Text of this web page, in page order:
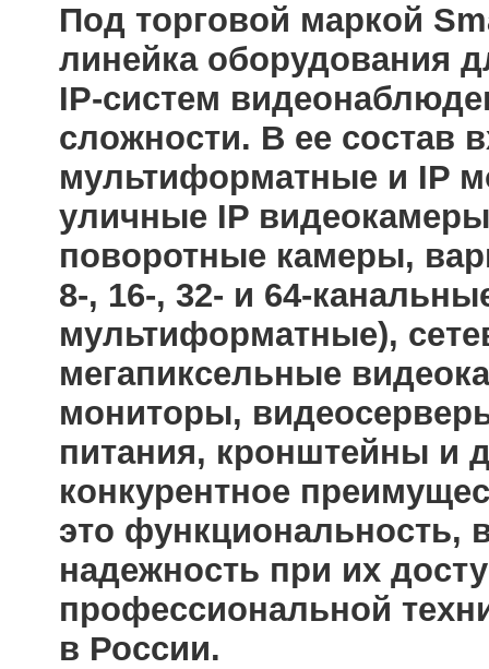
Под торговой маркой
линейка оборудования
IP-систем
сложности. В ее состав
мультиформатные и IP
уличные IP
поворотные камеры,
8-, 16-, 32- и 64-
мультиформатные),
мегапиксельные
мониторы,
питания, кронштейны и
конкурентное
это функциональность,
надежность при их
профессиональной
в России.